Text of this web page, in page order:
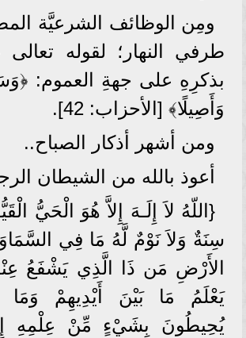
ومِن الوظائف الشرعيَّة
طرفي النهار؛ لقوله تعالى
بذكرِهِ على جهةِ العموم:
وَأَصِيلًا﴾ [الأحزاب: 42].
ومن أشهر أذكار الصباح..
أعوذ بالله من الشيطان
{اللّهُ لاَ إِلَـهَ إِلاَّ هُوَ الْحَيُّ
سِنَةٌ وَلاَ نَوْمٌ لَّهُ مَا فِي
الأَرْضِ مَن ذَا الَّذِي يَشْفَعُ
يَعْلَمُ مَا بَيْنَ أَيْدِيهِمْ وَمَا
يُحِيطُونَ بِشَيْءٍ مِّنْ عِلْمِهِ